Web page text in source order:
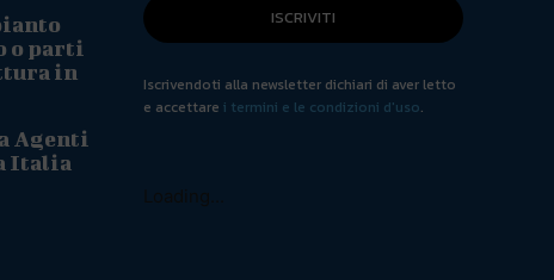
o parti
in
Agenti
Italia
ISCRIVITI
Iscrivendoti alla newsletter dichiari di aver letto
e accettare i termini e le condizioni d'uso.